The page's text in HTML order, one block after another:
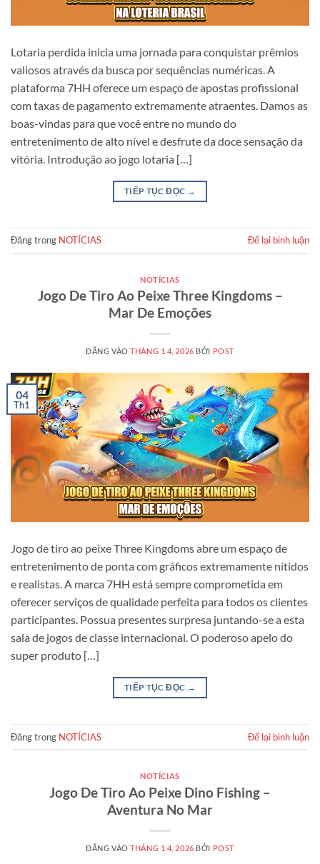
Lotaria perdida inicia uma jornada para conquistar prêmios
valiosos através da busca por sequências numéricas. A
plataforma 7HH oferece um espaço de apostas profissional
com taxas de pagamento extremamente atraentes. Damos as
boas-vindas para que você entre no mundo do
entretenimento de alto nível e desfrute da doce sensação da
vitória. Introdução ao jogo lotaria […]
TIẾP TỤC ĐỌC →
Đăng trong NOTÍCIAS Để lại bình luận
NOTÍCIAS
Jogo De Tiro Ao Peixe Three Kingdoms –
Mar De Emoções
ĐĂNG VÀOTHÁNG 1 4, 2026 BỞI POST
04
Th1
Jogo de tiro ao peixe Three Kingdoms abre um espaço de
entretenimento de ponta com gráficos extremamente nítidos
e realistas. A marca 7HH está sempre comprometida em
oferecer serviços de qualidade perfeita para todos os clientes
participantes. Possua presentes surpresa juntando-se a esta
sala de jogos de classe internacional. O poderoso apelo do
super produto […]
TIẾP TỤC ĐỌC →
Đăng trong NOTÍCIAS Để lại bình luận
NOTÍCIAS
Jogo De Tiro Ao Peixe Dino Fishing –
Aventura No Mar
ĐĂNG VÀOTHÁNG 1 4, 2026 BỞI POST